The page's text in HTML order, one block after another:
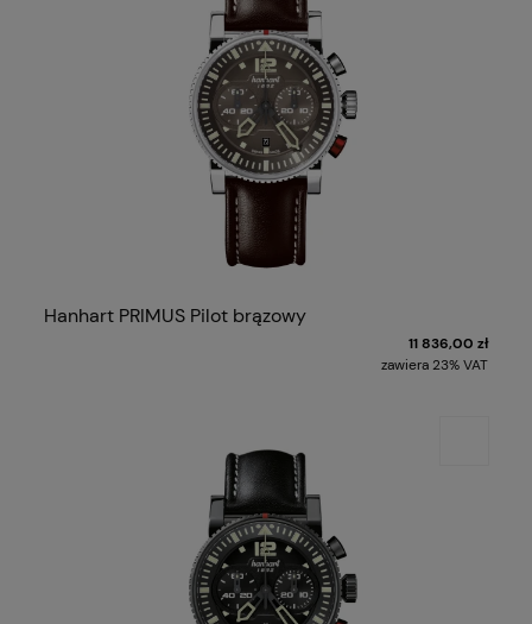
Hanhart PRIMUS Pilot brązowy
11 836,00 zł
zawiera 23% VAT